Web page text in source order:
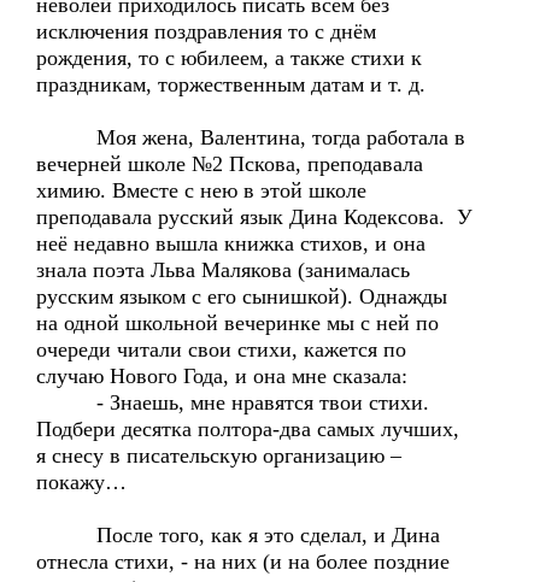
неволей приходилось писать всем без
исключения поздравления то с днём
рождения, то с юбилеем, а также стихи к
праздникам, торжественным датам и т. д.
Моя жена, Валентина, тогда работала в
вечерней школе №2 Пскова, преподавала
химию. Вместе с нею в этой школе
преподавала русский язык Дина Кодексова. У
неё недавно вышла книжка стихов, и она
знала поэта Льва Малякова (занималась
русским языком с его сынишкой). Однажды
на одной школьной вечеринке мы с ней по
очереди читали свои стихи, кажется по
случаю Нового Года, и она мне сказала:
- Знаешь, мне нравятся твои стихи.
Подбери десятка полтора-два самых лучших,
я снесу в писательскую организацию –
покажу…
После того, как я это сделал, и Дина
отнесла стихи, - на них (и на более поздние